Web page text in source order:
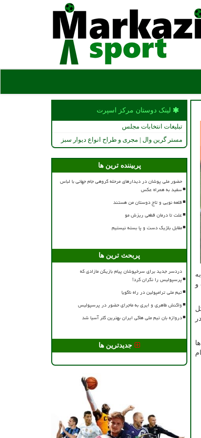
و
لینک دوستان مركز اسپرت
تبلیغات انتخابات مجلس
مستر گرین وال | مجری و طراح انواع دیوار سبز
پربیننده ترین ها
حضور ملی پوشان در دیدارهای مرحله گروهی جام جهانی با لباس
سفید به همراه عکس
قلعه نویی و تاج دوستان من هستند
علت تا درمان قطعی ریزش مو
مقابل بلژیک دست و پا بسته نیستیم
پربحث ترین ها
دردسر جدید برای سرخپوشان پیام بازیکن مازادی که
پرسپولیس را نگران کرد!
تیم ملی ترامپولین در راه ناگویا
واکنش طاهری و ایری به ماجرای حضور در پرسپولیس
دروازه بان تیم ملی هاکی ایران بهترین گلر آسیا شد
جدیدترین ها